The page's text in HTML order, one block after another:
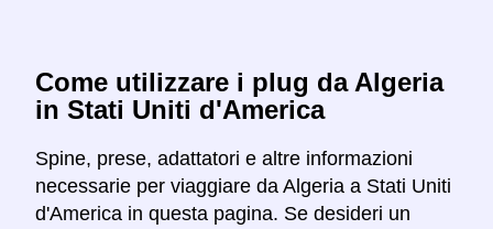
Come utilizzare i plug da Algeria
in Stati Uniti d'America
Spine, prese, adattatori e altre informazioni
necessarie per viaggiare da Algeria a Stati Uniti
d'America in questa pagina. Se desideri un